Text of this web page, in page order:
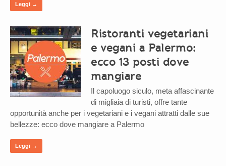
Leggi →
Ristoranti vegetariani
e vegani a Palermo:
ecco 13 posti dove
mangiare
Il capoluogo siculo, meta affascinante
di migliaia di turisti, offre tante
opportunità anche per i vegetariani e i vegani attratti dalle sue
bellezze: ecco dove mangiare a Palermo
Leggi →